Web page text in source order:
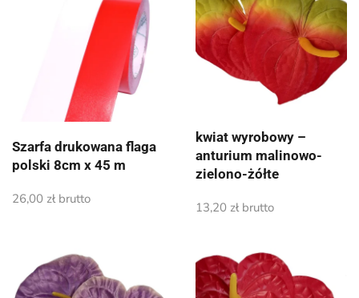
Szarfa drukowana flaga
polski 8cm x 45 m
26,00 złbrutto
kwiat wyrobowy –
anturium malinowo-
zielono-żółte
13,20 złbrutto